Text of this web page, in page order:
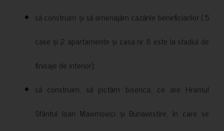
să construim și să amenajăm cazările beneficiarilor ( 5
case și 2 apartamente și casa nr 8 este la stadiul de
finisaje de interior);
să construim, să pictăm biserica, ce are Hramul
Sfântul Ioan Maximovici și Bunavestire, în care se